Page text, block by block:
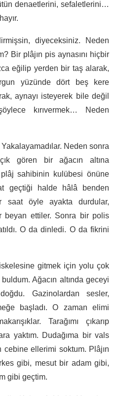
denaetlerini, sefaletlerini…
diyeceksiniz. Neden
Bir plâjın pis aynasını hiçbir
eğilip yerden bir taş alarak,
yüzünde dört beş kere
aynayı isteyerek bile değil
kırıvermek… Neden
Neden sonra
gören bir ağacın altına
sahibinin kulübesi önüne
geçtiği halde hâlâ benden
saat öyle ayakta durdular,
beyan ettiler. Sonra bir polis
O da dinledi. O da fikrini
gitmek için yolu çok
Ağacın altında geceyi
Gazinolardan sesler,
başladı. O zaman elimi
Tarağımı çıkarıp
yaktım. Dudağıma bir vals
cebine ellerimi soktum. Plâjın
gibi, mesut bir adam gibi,
gibi geçtim.